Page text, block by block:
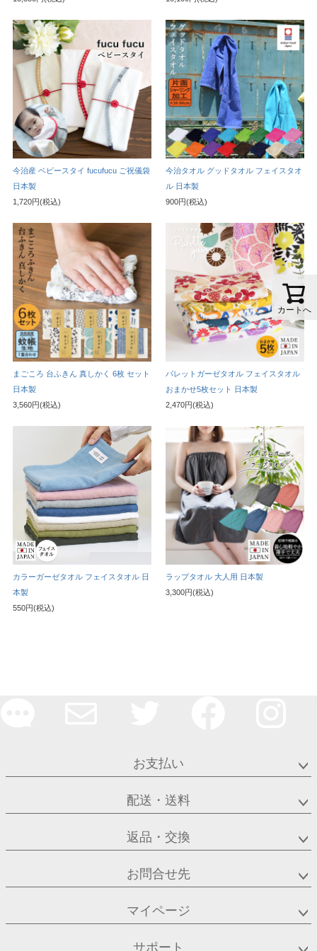
今治産 ベビースタイ fucufucu ご祝儀袋
日本製
1,720円(税込)
今治タオル グッドタオル フェイスタオ
ル 日本製
900円(税込)
まごころ 台ふきん 真しかく 6枚 セット
日本製
3,560円(税込)
パレットガーゼタオル フェイスタオル
おまかせ5枚セット 日本製
2,470円(税込)
カラーガーゼタオル フェイスタオル 日
本製
550円(税込)
ラップタオル 大人用 日本製
3,300円(税込)
お支払い
配送・送料
返品・交換
お問合せ先
マイページ
サポート
カートへ